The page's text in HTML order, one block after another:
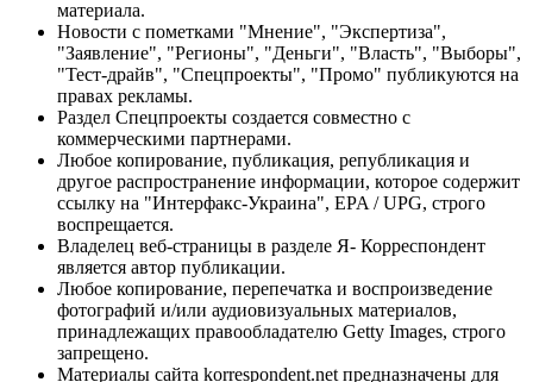
материала.
Новости с пометками "Мнение", "Экспертиза",
"Заявление", "Регионы", "Деньги", "Власть", "Выборы",
"Тест-драйв", "Спецпроекты", "Промо" публикуются на
правах рекламы.
Раздел Спецпроекты создается совместно с
коммерческими партнерами.
Любое копирование, публикация, републикация и
другое распространение информации, которое содержит
ссылку на "Интерфакс-Украина", EPA / UPG, строго
воспрещается.
Владелец веб-страницы в разделе Я- Корреспондент
является автор публикации.
Любое копирование, перепечатка и воспроизведение
фотографий и/или аудиовизуальных материалов,
принадлежащих правообладателю Getty Images, строго
запрещено.
Материалы сайта korrespondent.net предназначены для